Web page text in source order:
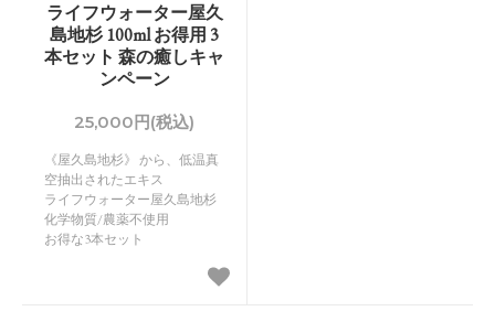
ライフウォーター屋久
島地杉 100ml お得用 3
本セット 森の癒しキャ
ンペーン
25,000円(税込)
《屋久島地杉》 から、低温真
空抽出されたエキス
ライフウォーター屋久島地杉
化学物質/農薬不使用
お得な3本セット